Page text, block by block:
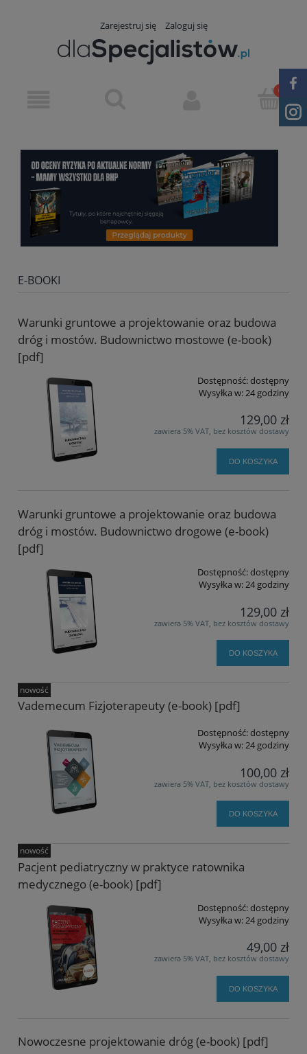
Zarejestruj się Zaloguj się
E-BOOKI
Warunki gruntowe a projektowanie oraz budowa
dróg i mostów. Budownictwo mostowe (e-book)
[pdf]
Dostępność:dostępny
Wysyłka w: 24 godziny
129,00 zł
zawiera 5% VAT, bez kosztów dostawy
DO KOSZYKA
Warunki gruntowe a projektowanie oraz budowa
dróg i mostów. Budownictwo drogowe (e-book)
[pdf]
Dostępność:dostępny
Wysyłka w:24 godziny
129,00 zł
zawiera 5% VAT, bez kosztów dostawy
DO KOSZYKA
Vademecum Fizjoterapeuty (e-book) [pdf]
Dostępność:dostępny
Wysyłka w:24 godziny
100,00 zł
zawiera 5% VAT, bez kosztów dostawy
DO KOSZYKA
nowość
Pacjent pediatryczny w praktyce ratownika
medycznego (e-book) [pdf]
Dostępność:dostępny
Wysyłka w:24 godziny
49,00 zł
zawiera 5% VAT, bez kosztów dostawy
DO KOSZYKA
nowość
Nowoczesne projektowanie dróg (e-book) [pdf]